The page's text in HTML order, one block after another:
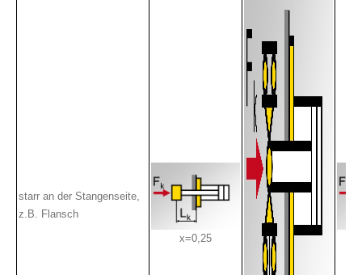
starr an der Stangenseite,
z.B. Flansch
x=0,25